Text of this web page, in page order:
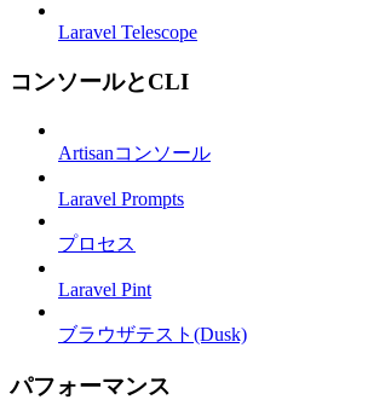
Laravel Telescope
コンソールとCLI
Artisanコンソール
Laravel Prompts
プロセス
Laravel Pint
ブラウザテスト(Dusk)
パフォーマンス